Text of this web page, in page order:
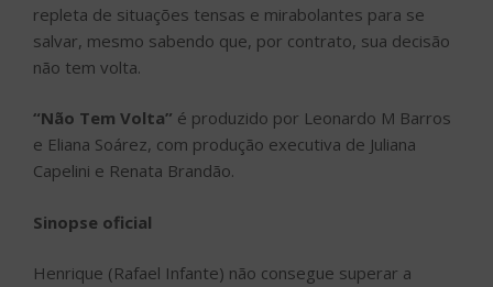
repleta de situações tensas e mirabolantes para se
salvar, mesmo sabendo que, por contrato, sua decisão
não tem volta.
“Não Tem Volta” é produzido por Leonardo M Barros
e Eliana Soárez, com produção executiva de Juliana
Capelini e Renata Brandão.
Sinopse oficial
Henrique (Rafael Infante) não consegue superar a